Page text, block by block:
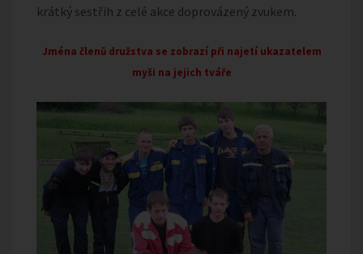
krátký sestřih z celé akce doprovázený zvukem.
Jména členů družstva se zobrazí při najetí ukazatelem
myši na jejich tváře